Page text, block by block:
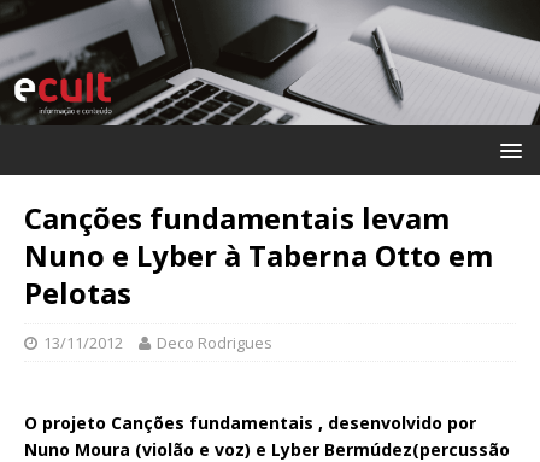
Canções fundamentais levam
Nuno e Lyber à Taberna Otto em
Pelotas
13/11/2012 Deco Rodrigues
O projeto Canções fundamentais , desenvolvido por
Nuno Moura (violão e voz) e Lyber Bermúdez(percussão